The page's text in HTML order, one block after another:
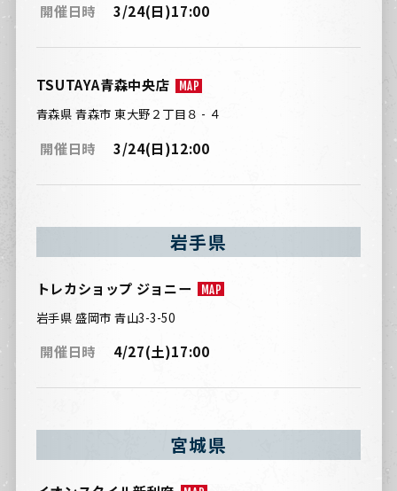
開催日時 3/24(日)17:00
TSUTAYA青森中央店 MAP
青森県 青森市 東大野２丁目８ - ４
開催日時 3/24(日)12:00
岩手県
トレカショップ ジョニー MAP
岩手県 盛岡市 青山3-3-50
開催日時 4/27(土)17:00
宮城県